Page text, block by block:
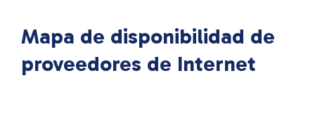
Mapa de disponibilidad de
proveedores de Internet